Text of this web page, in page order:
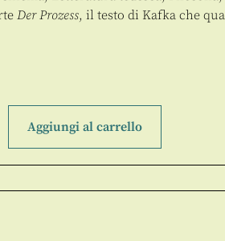
Der Prozess, il testo di Kafka che
Aggiungi al carrello